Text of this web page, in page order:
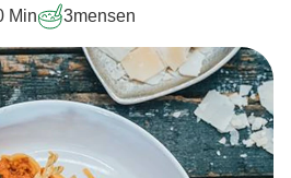
Min 3mensen